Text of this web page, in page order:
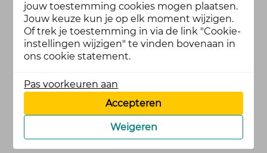
jouw toestemming cookies mogen plaatsen.
Jouw keuze kun je op elk moment wijzigen.
Of trek je toestemming in via de link "Cookie-
instellingen wijzigen" te vinden bovenaan in
ons cookie statement.
Pas voorkeuren aan
Accepteren
Weigeren